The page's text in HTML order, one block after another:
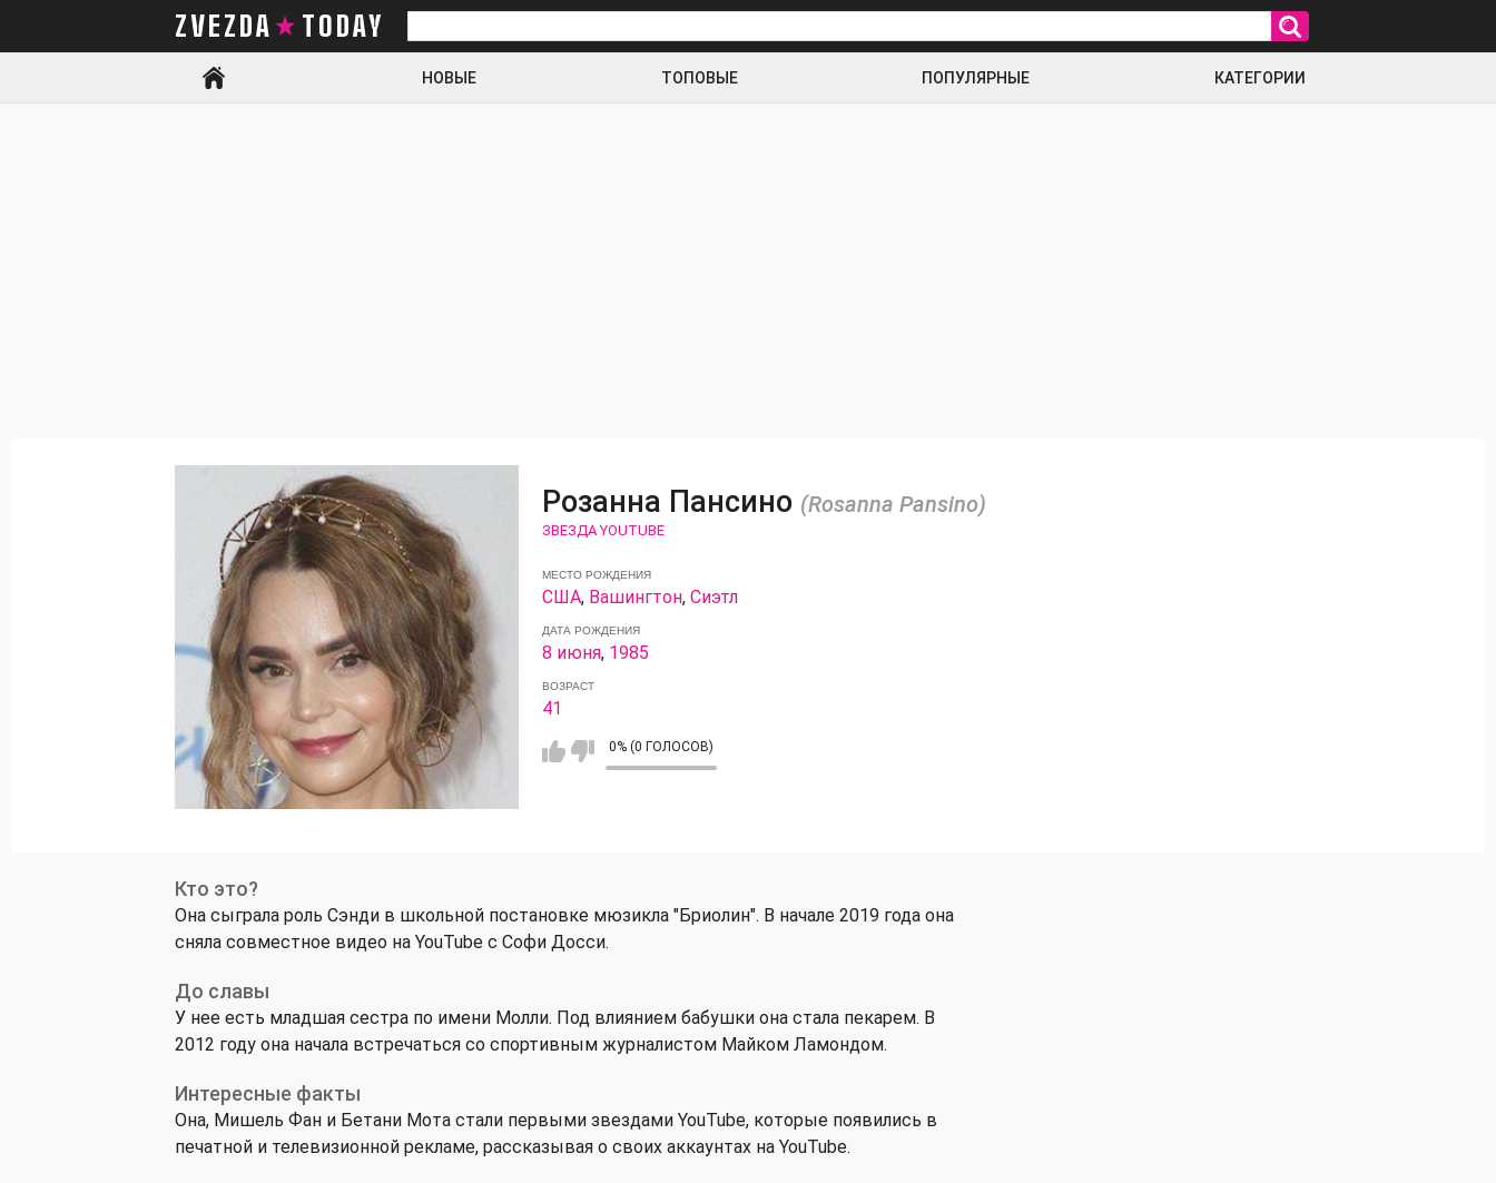
ZVEZDA TODAY
Искать
НОВЫЕ ТОПОВЫЕ ПОПУЛЯРНЫЕ КАТЕГОРИИ
Розанна Пансино (Rosanna Pansino)
ЗВЕЗДА YOUTUBE
МЕСТО РОЖДЕНИЯ
США, Вашингтон, Сиэтл
ДАТА РОЖДЕНИЯ
8 июня, 1985
ВОЗРАСТ
41
0% (0 ГОЛОСОВ)
Кто это?
Она сыграла роль Сэнди в школьной постановке мюзикла "Бриолин". В начале 2019 года она
сняла совместное видео на YouTube с Софи Досси.
До славы
У нее есть младшая сестра по имени Молли. Под влиянием бабушки она стала пекарем. В
2012 году она начала встречаться со спортивным журналистом Майком Ламондом.
Интересные факты
Она, Мишель Фан и Бетани Мота стали первыми звездами YouTube, которые появились в
печатной и телевизионной рекламе, рассказывая о своих аккаунтах на YouTube.